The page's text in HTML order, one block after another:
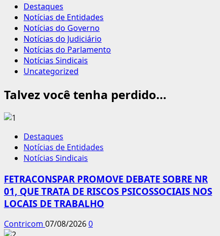
Destaques
Notícias de Entidades
Notícias do Governo
Notícias do Judiciário
Notícias do Parlamento
Notícias Sindicais
Uncategorized
Talvez você tenha perdido...
Destaques
Notícias de Entidades
Notícias Sindicais
FETRACONSPAR PROMOVE DEBATE SOBRE NR
01, QUE TRATA DE RISCOS PSICOSSOCIAIS NOS
LOCAIS DE TRABALHO
Contricom 07/08/20260